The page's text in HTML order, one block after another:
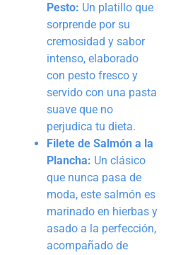
Pesto: Un platillo que
sorprende por su
cremosidad y sabor
intenso, elaborado
con pesto fresco y
servido con una pasta
suave que no
perjudica tu dieta.
Filete de Salmón a la
Plancha: Un clásico
que nunca pasa de
moda, este salmón es
marinado en hierbas y
asado a la perfección,
acompañado de